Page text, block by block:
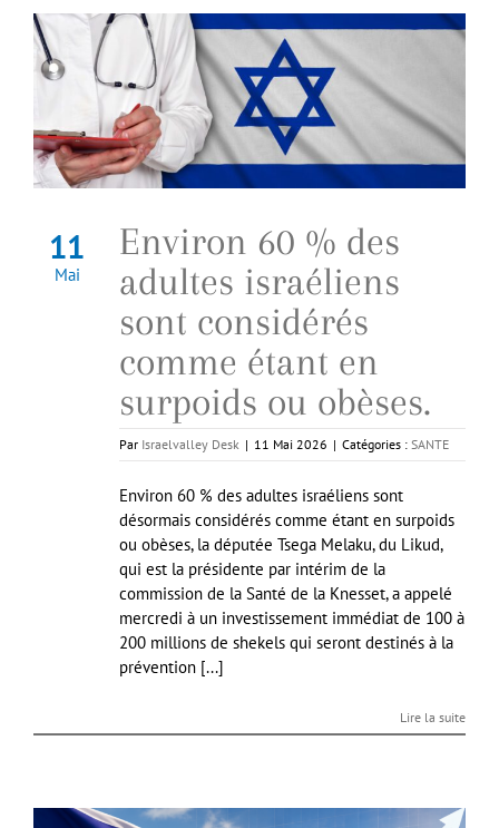
11
Mai
Environ 60 % des
adultes israéliens
sont considérés
comme étant en
surpoids ou obèses.
Par Israelvalley Desk | 11 Mai 2026 | Catégories : SANTE
Environ 60 % des adultes israéliens sont
désormais considérés comme étant en surpoids
ou obèses, la députée Tsega Melaku, du Likud,
qui est la présidente par intérim de la
commission de la Santé de la Knesset, a appelé
mercredi à un investissement immédiat de 100 à
200 millions de shekels qui seront destinés à la
prévention [...]
Lire la suite